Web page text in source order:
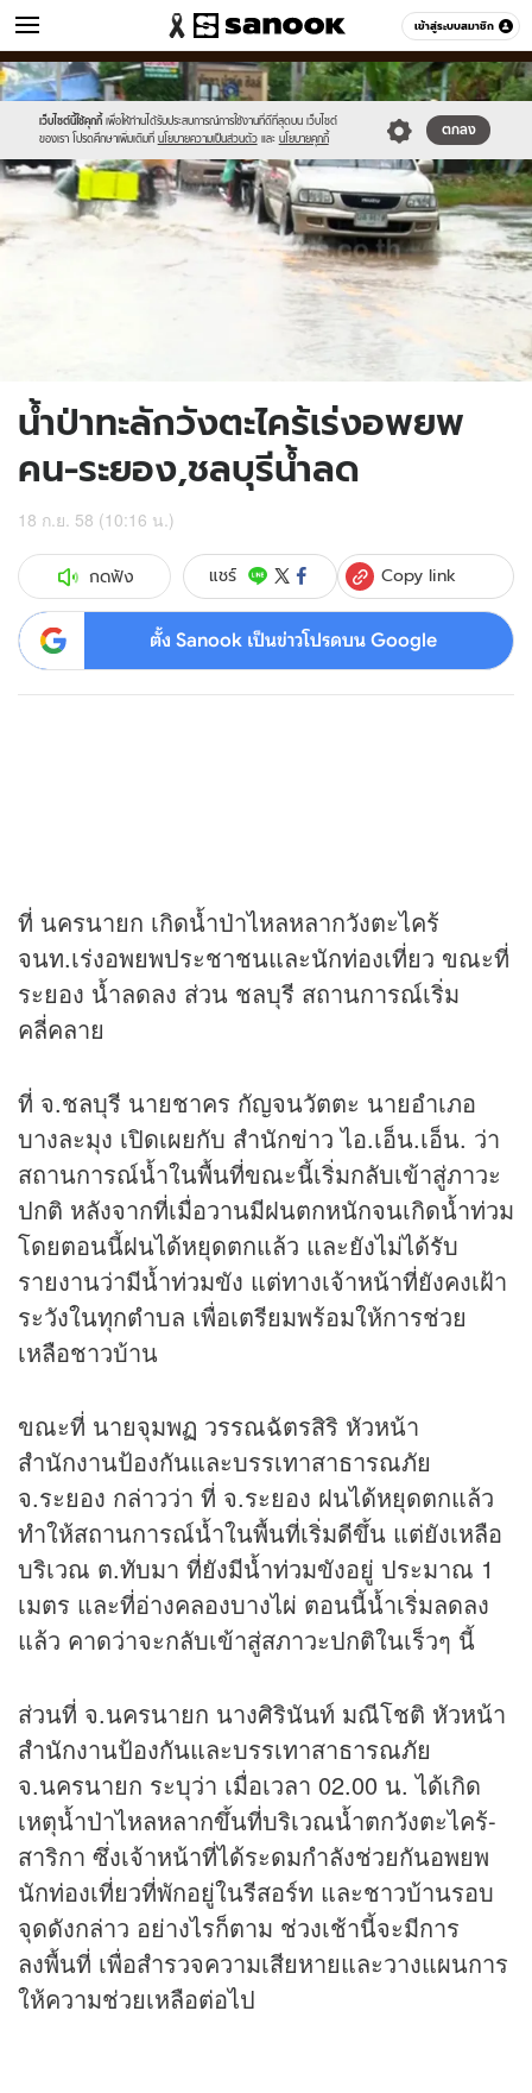
เข้าสู่ระบบสมาชิก
ข่าว หมวดอื่นๆ
เว็บไซต์นี้ใช้คุกกี้ เพื่อให้ท่านได้รับประสบการณ์การใช้งานที่ดีที่สุดบน เว็บไซต์
ของเรา โปรดศึกษาเพิ่มเติมที่ นโยบายความเป็นส่วนตัว และ นโยบายคุกกี้
ตกลง
Sanook
//s.isanook.com/sr/0/images/logo-
new-
sanook.png
600
60
//s.isanook.com/ns/0/ud/373/1867598/646726-
02.jpg
น้ำป่าทะลักวังตะไคร้เร่งอพยพ
คน-ระยอง,ชลบุรีน้ำลด
18 ก.ย. 58 (10:16 น.)
กดฟัง แชร์ Copy link
ตั้ง Sanook เป็นข่าวโปรดบน Google
ที่ นครนายก เกิดน้ำป่าไหลหลากวังตะไคร้
จนท.เร่งอพยพประชาชนและนักท่องเที่ยว ขณะที่
ระยอง น้ำลดลง ส่วน ชลบุรี สถานการณ์เริ่ม
คลี่คลาย
ที่ จ.ชลบุรี นายชาคร กัญจนวัตตะ นายอำเภอ
บางละมุง เปิดเผยกับ สำนักข่าวไอ.เอ็น.เอ็น. ว่า
สถานการณ์น้ำในพื้นที่ขณะนี้เริ่มกลับเข้าสู่ภาวะ
ปกติ หลังจากที่เมื่อวานมีฝนตกหนักจนเกิดน้ำท่วม
โดยตอนนี้ฝนได้หยุดตกแล้ว และยังไม่ได้รับ
รายงานว่ามีน้ำท่วมขัง แต่ทางเจ้าหน้าที่ยังคงเฝ้า
ระวังในทุกตำบล เพื่อเตรียมพร้อมให้การช่วย
เหลือชาวบ้าน
ขณะที่ นายจุมพฏ วรรณฉัตรสิริ หัวหน้า
สำนักงานป้องกันและบรรเทาสาธารณภัย
จ.ระยอง กล่าวว่า ที่ จ.ระยอง ฝนได้หยุดตกแล้ว
ทำให้สถานการณ์น้ำในพื้นที่เริ่มดีขึ้น แต่ยังเหลือ
บริเวณ ต.ทับมา ที่ยังมีน้ำท่วมขังอยู่ ประมาณ 1
เมตร และที่อ่างคลองบางไผ่ ตอนนี้น้ำเริ่มลดลง
แล้ว คาดว่าจะกลับเข้าสู่สภาวะปกติในเร็วๆ นี้
ส่วนที่ จ.นครนายก นางศิรินันท์ มณีโชติ หัวหน้า
สำนักงานป้องกันและบรรเทาสาธารณภัย
จ.นครนายก ระบุว่า เมื่อเวลา 02.00 น. ได้เกิด
เหตุน้ำป่าไหลหลากขึ้นที่บริเวณน้ำตกวังตะไคร้-
สาริกา ซึ่งเจ้าหน้าที่ได้ระดมกำลังช่วยกันอพยพ
นักท่องเที่ยวที่พักอยู่ในรีสอร์ท และชาวบ้านรอบ
จุดดังกล่าว อย่างไรก็ตาม ช่วงเช้านี้จะมีการ
ลงพื้นที่ เพื่อสำรวจความเสียหายและวางแผนการ
ให้ความช่วยเหลือต่อไป